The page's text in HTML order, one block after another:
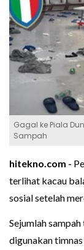
Gagal ke Piala
Sampah
hitekno.com -
terlihat kacau
sosial setelah
Sejumlah
digunakan